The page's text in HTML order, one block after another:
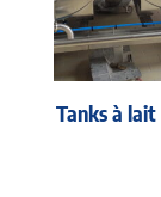
Tanks à